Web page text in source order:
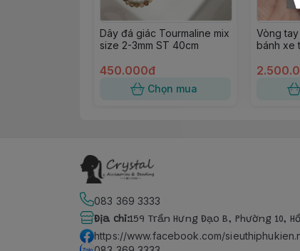
Dây đá giác Tourmaline mix
size 2-3mm ST 40cm
450.000đ
Chọn mua
Vòng
bánh xe
083 369 3333
Địa chỉ:159 Trần Hưng Đạo B, Phường 10,
https://www.facebook.com/